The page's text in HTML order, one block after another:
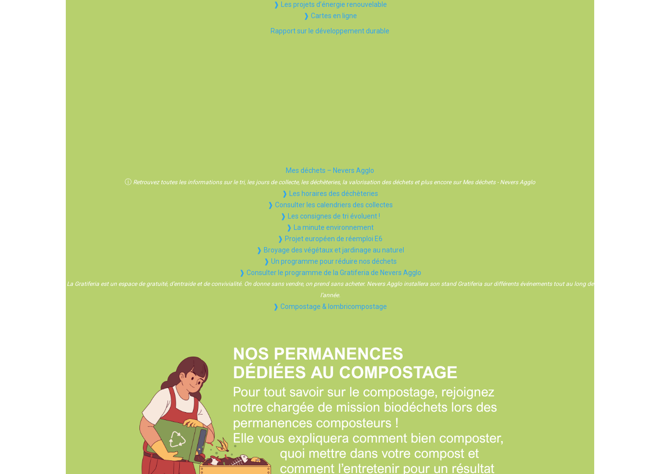
❱ Les projets d’énergie renouvelable
❱ Cartes en ligne
Rapport sur le développement durable
Mes déchets – Nevers Agglo
ⓘ Retrouvez toutes les informations sur le tri, les jours de collecte, les déchèteries, la valorisation des déchets et plus encore sur Mes déchets - Nevers Agglo
❱ Les horaires des déchèteries
❱ Consulter les calendriers des collectes
❱ Les consignes de tri évoluent !
❱ La minute environnement
❱ Projet européen de réemploi E6
❱ Broyage des végétaux et jardinage au naturel
❱ Un programme pour réduire nos déchets
❱ Consulter le programme de la Gratiferia de Nevers Agglo
La Gratiferia est un espace de gratuité, d’entraide et de convivialité. On donne sans vendre, on prend sans acheter. Nevers Agglo installera son stand Gratiferia sur différents événements tout au long de
l’année.
❱ Compostage & lombricompostage